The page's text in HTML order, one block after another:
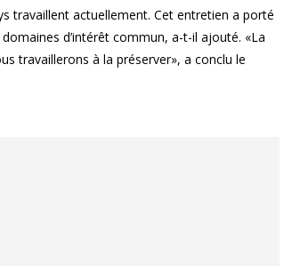
travaillent actuellement. Cet entretien a porté
d’intérêt commun, a-t-il ajouté. «La
travaillerons à la préserver», a conclu le